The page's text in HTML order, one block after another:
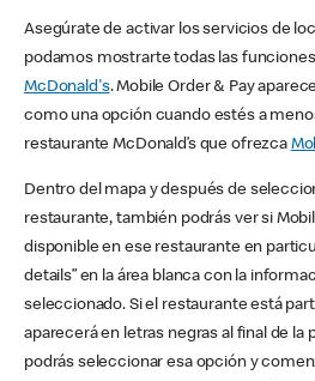
Asegúrate de activar los servicios de
podamos mostrarte todas las
McDonald's. Mobile Order & Pay
como una opción cuando estés a
restaurante McDonald’s que ofrezca
Dentro del mapa y después de
restaurante, también podrás ver si
disponible en ese restaurante en
details” en la área blanca con la
seleccionado. Si el restaurante está
aparecerá en letras negras al final de la
podrás seleccionar esa opción y